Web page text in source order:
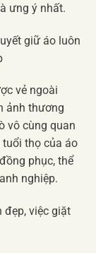
ưng ý nhất.
giữ áo luôn
vẻ ngoài
ảnh thương
vô cùng quan
thọ của áo
phục, thể
nghiệp.
đẹp, việc giặt